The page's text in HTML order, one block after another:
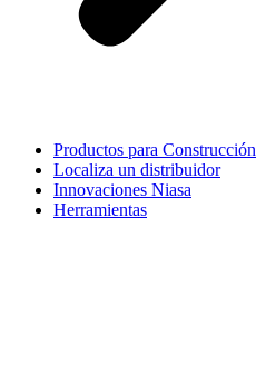
Productos para Construcción
Localiza un distribuidor
Innovaciones Niasa
Herramientas